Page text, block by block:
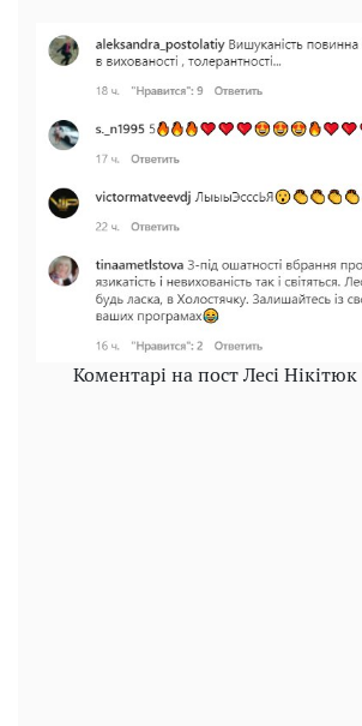
Коментарі на пост Лесі